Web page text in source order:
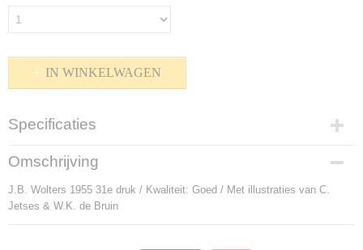
IN WINKELWAGEN
Specificaties
Productcode
P-803096
Bruto gewicht
170,00 g
Omschrijving
J.B. Wolters 1955 31e druk / Kwaliteit: Goed / Met illustraties van C.
Jetses & W.K. de Bruin